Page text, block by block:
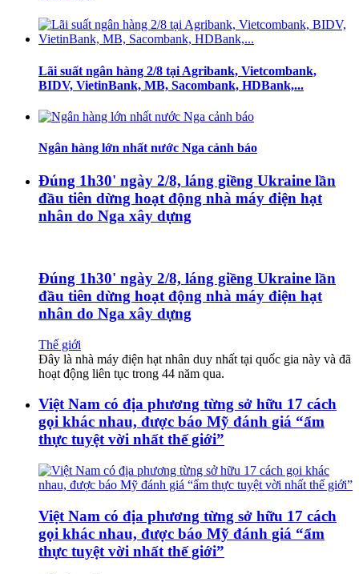
Lãi suất ngân hàng 2/8 tại Agribank, Vietcombank,
BIDV, VietinBank, MB, Sacombank, HDBank,...
Ngân hàng lớn nhất nước Nga cảnh báo
Đúng 1h30' ngày 2/8, láng giềng Ukraine lần
đầu tiên dừng hoạt động nhà máy điện hạt
nhân do Nga xây dựng
Đúng 1h30' ngày 2/8, láng giềng Ukraine lần
đầu tiên dừng hoạt động nhà máy điện hạt
nhân do Nga xây dựng
Thế giới
Đây là nhà máy điện hạt nhân duy nhất tại quốc gia này và đã
hoạt động liên tục trong 44 năm qua.
Việt Nam có địa phương từng sở hữu 17 cách
gọi khác nhau, được báo Mỹ đánh giá “ẩm
thực tuyệt vời nhất thế giới”
Việt Nam có địa phương từng sở hữu 17 cách
gọi khác nhau, được báo Mỹ đánh giá “ẩm
thực tuyệt vời nhất thế giới”